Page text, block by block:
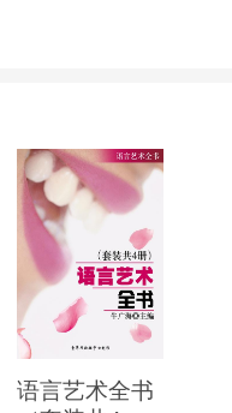
语言艺术全书